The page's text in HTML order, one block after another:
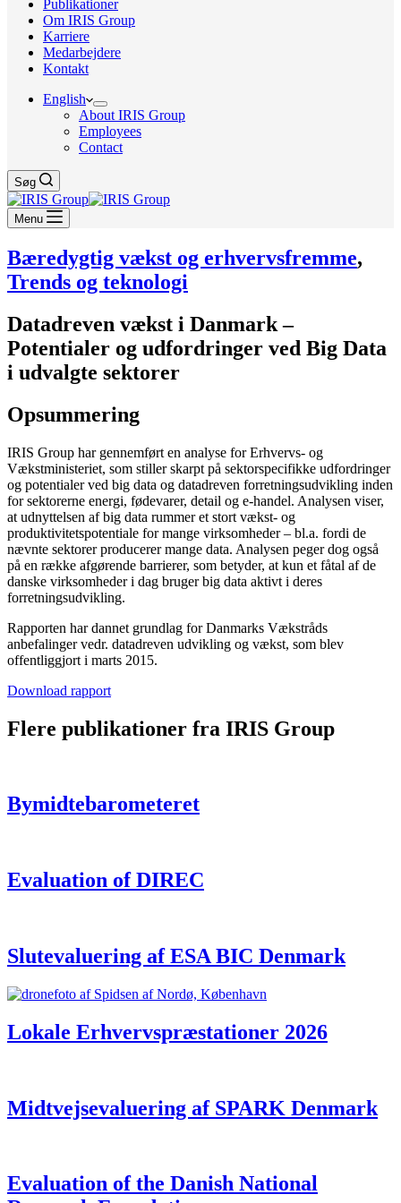
Publikationer
Om IRIS Group
Karriere
Medarbejdere
Kontakt
English
About IRIS Group
Employees
Contact
Søg
Menu
Bæredygtig vækst og erhvervsfremme,
Trends og teknologi
Datadreven vækst i Danmark –
Potentialer og udfordringer ved Big Data
i udvalgte sektorer
Opsummering
IRIS Group har gennemført en analyse for Erhvervs- og
Vækstministeriet, som stiller skarpt på sektorspecifikke udfordringer
og potentialer ved big data og datadreven forretningsudvikling inden
for sektorerne energi, fødevarer, detail og e-handel. Analysen viser,
at udnyttelsen af big data rummer et stort vækst- og
produktivitetspotentiale for mange virksomheder – bl.a. fordi de
nævnte sektorer producerer mange data. Analysen peger dog også
på en række afgørende barrierer, som betyder, at kun et fåtal af de
danske virksomheder i dag bruger big data aktivt i deres
forretningsudvikling.
Rapporten har dannet grundlag for Danmarks Vækstråds
anbefalinger vedr. datadreven udvikling og vækst, som blev
offentliggjort i marts 2015.
Download rapport
Flere publikationer fra IRIS Group
Bymidtebarometeret
Evaluation of DIREC
Slutevaluering af ESA BIC Denmark
Lokale Erhvervspræstationer 2026
Midtvejsevaluering af SPARK Denmark
Evaluation of the Danish National